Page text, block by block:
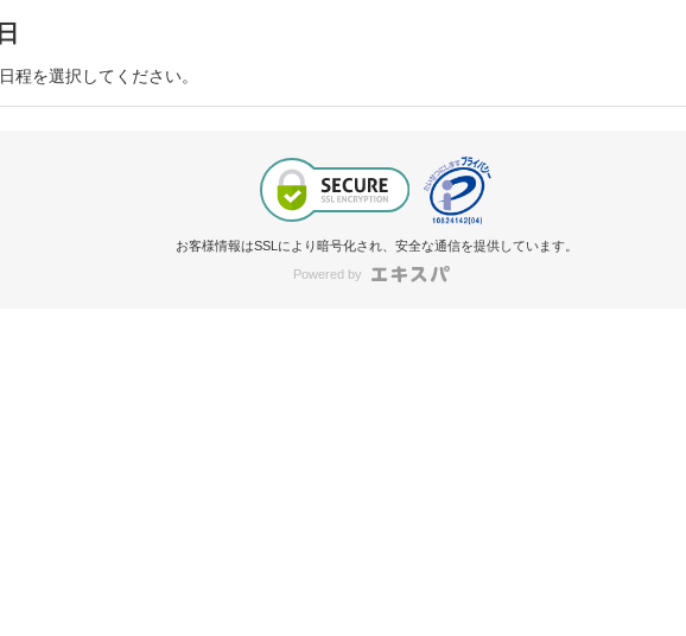
日
日程を選択してください。
お客様情報はSSLにより暗号化され、安全な通信を提供しています。
Powered by